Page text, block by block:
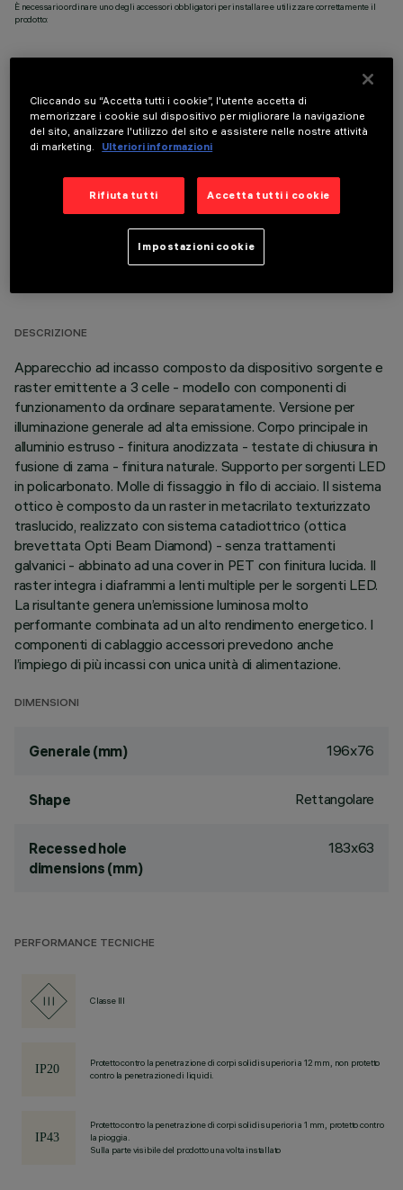
È necessario ordinare uno degli accessori obbligatori per installare e utilizzare correttamente il
prodotto:
COMPONENTI OPZIONALI
DATI TECNICI
DESCRIZIONE
Apparecchio ad incasso composto da dispositivo sorgente e
raster emittente a 3 celle - modello con componenti di
funzionamento da ordinare separatamente. Versione per
illuminazione generale ad alta emissione. Corpo principale in
alluminio estruso - finitura anodizzata - testate di chiusura in
fusione di zama - finitura naturale. Supporto per sorgenti LED
in policarbonato. Molle di fissaggio in filo di acciaio. Il sistema
ottico è composto da un raster in metacrilato texturizzato
traslucido, realizzato con sistema catadiottrico (ottica
brevettata Opti Beam Diamond) - senza trattamenti
galvanici - abbinato ad una cover in PET con finitura lucida. Il
raster integra i diaframmi a lenti multiple per le sorgenti LED.
La risultante genera un’emissione luminosa molto
performante combinata ad un alto rendimento energetico. I
componenti di cablaggio accessori prevedono anche
l’impiego di più incassi con unica unità di alimentazione.
DIMENSIONI
Generale (mm) 196x76
Shape Rettangolare
Recessed hole
dimensions (mm)
183x63
PERFORMANCE TECNICHE
Classe III
Protetto contro la penetrazione di corpi solidi superiori a 12 mm, non protetto
contro la penetrazione di liquidi.
Protetto contro la penetrazione di corpi solidi superiori a 1 mm, protetto contro
la pioggia.
Sulla parte visibile del prodotto una volta installato
Cliccando su “Accetta tutti i cookie”, l'utente accetta di
memorizzare i cookie sul dispositivo per migliorare la navigazione
del sito, analizzare l'utilizzo del sito e assistere nelle nostre attività
di marketing.
Ulteriori informazioni
Rifiuta tutti Accetta tutti i cookie
Impostazioni cookie